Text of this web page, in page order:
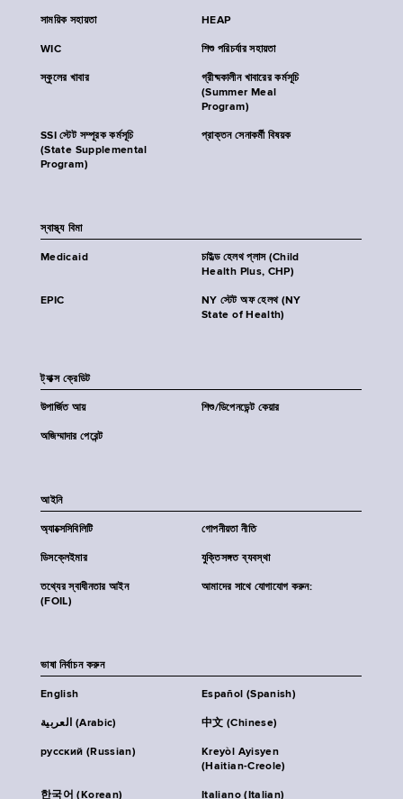
সাময়িক সহায়তা HEAP
WIC শিশু পরিচর্যার সহায়তা
স্কুলের খাবার
গ্রীষ্মকালীন খাবারের কর্মসূচি
(Summer Meal
Program)
SSI স্টেট সম্পূরক কর্মসূচি
(State Supplemental
Program)
প্রাক্তন সেনাকর্মী বিষয়ক
স্বাস্থ্য বিমা
Medicaid
চাইল্ড হেলথ প্লাস (Child
Health Plus, CHP)
EPIC
NY স্টেট অফ হেলথ (NY
State of Health)
ট্যাক্স ক্রেডিট
উপার্জিত আয় শিশু/ডিপেনডেন্ট কেয়ার
অজিম্মাদার পেরেন্ট
আইনি
অ্যাক্সেসিবিলিটি গোপনীয়তা নীতি
ডিসক্লেইমার যুক্তিসঙ্গত ব্যবস্থা
তথ্যের স্বাধীনতার আইন
(FOIL)
আমাদের সাথে যোগাযোগ করুন:
ভাষা নির্বাচন করুন
English Español (Spanish)
العربية (Arabic) 中文 (Chinese)
русский (Russian)
Kreyòl Ayisyen
(Haitian-Creole)
한국어 (Korean) Italiano (Italian)